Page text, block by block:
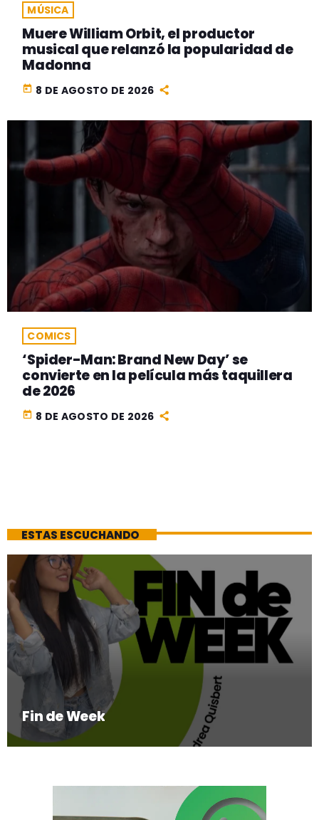
MÚSICA
Muere William Orbit, el productor
musical que relanzó la popularidad de
Madonna
today 8 DE AGOSTO DE 2026
COMICS
‘Spider-Man: Brand New Day’ se
convierte en la película más taquillera
de 2026
today 8 DE AGOSTO DE 2026
ESTAS ESCUCHANDO
Fin de Week